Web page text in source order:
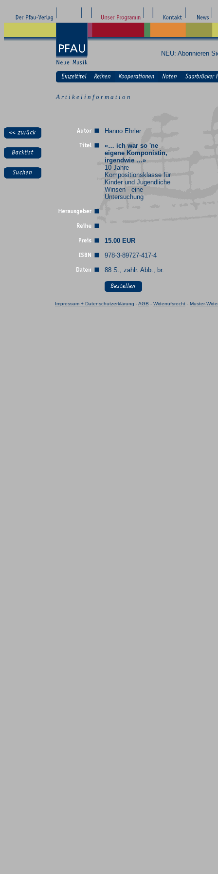
NEU: Abonnieren
A r t i k e l i n f o r m a t i o n
Hanno Ehrler
«… ich war so 'ne
eigene Komponistin,
irgendwie …»
10 Jahre
Kompositionsklasse für
Kinder und Jugendliche
Winsen - eine
Untersuchung
15.00 EUR
978-3-89727-417-4
88 S., zahlr. Abb., br.
Impressum + Datenschutzerklärung -AGB - Widerrufsrecht - Muster-